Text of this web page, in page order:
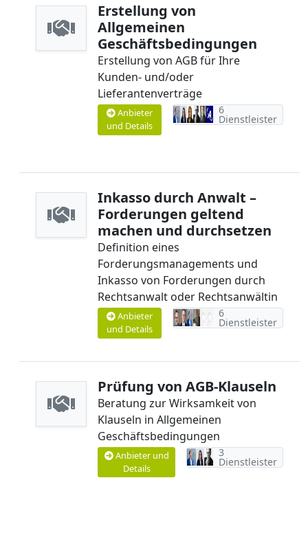
Erstellung von
Allgemeinen
Geschäftsbedingungen
Erstellung von AGB für Ihre
Kunden- und/oder
Lieferantenverträge
Anbieter
und Details
6
Dienstleister
Inkasso durch Anwalt –
Forderungen geltend
machen und durchsetzen
Definition eines
Forderungsmanagements und
Inkasso von Forderungen durch
Rechtsanwalt oder Rechtsanwältin
Anbieter
und Details
6
Dienstleister
Prüfung von AGB-Klauseln
Beratung zur Wirksamkeit von
Klauseln in Allgemeinen
Geschäftsbedingungen
Anbieter und
Details
3
Dienstleister